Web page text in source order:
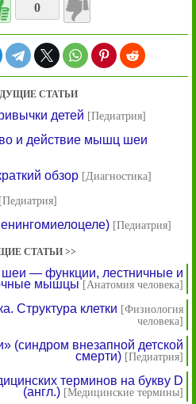
0
СТАТЬИ
детей [Педиатрия]
и действие мышц шеи
обзор [Диагностика]
[Педиатрия]
[Педиатрия]
СТАТЬИ >>
— функции, лестничные и
мышцы [Анатомия человека]
Структура клетки [Физиология
человека]
(синдром внезапной детской
смерти) [Педиатрия]
терминов на букву D
(англ.) [Медицинские термины]